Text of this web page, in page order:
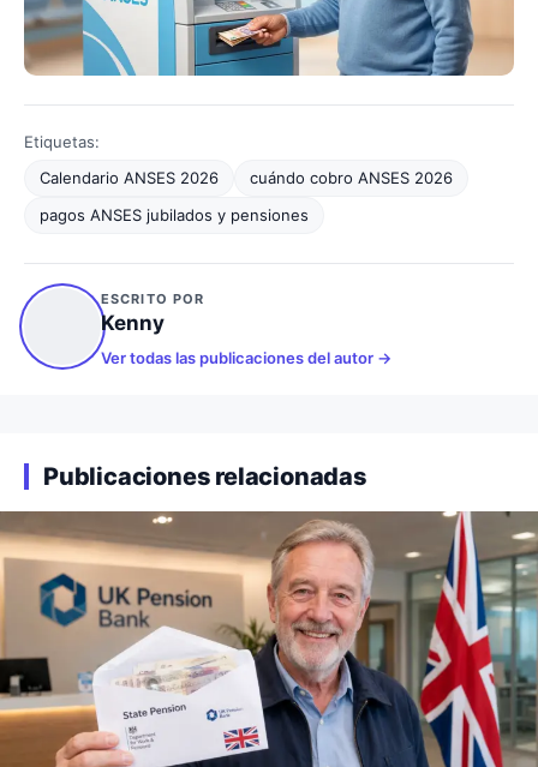
Etiquetas:
Calendario ANSES 2026
cuándo cobro ANSES 2026
pagos ANSES jubilados y pensiones
ESCRITO POR
Kenny
Ver todas las publicaciones del autor
Publicaciones relacionadas